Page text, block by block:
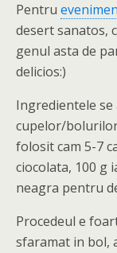
Pentru
desert sanatos,
genul asta de
delicios:)
Ingredientele se
cupelor/
folosit cam 5-7
ciocolata, 100 g
neagra pentru
Procedeul e
sfaramat in bol,